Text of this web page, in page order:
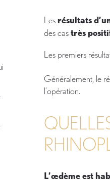
Lesrésultats
des castrès
Les premiers
Généralement, le
l’opération.
L’œdème est